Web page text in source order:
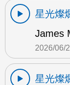
星光燦
James
2026/06/
星光燦